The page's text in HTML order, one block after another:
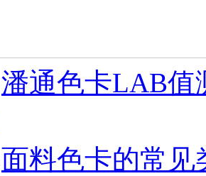
潘通色卡LAB
面料色卡的常见